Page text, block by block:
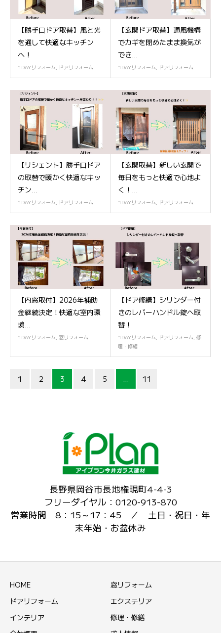
【勝手口ドア取替】風と光
を通して快適なキッチン
へ！
1DAYリフォーム ドアリフォーム
【玄関ドア取替】通風機構
でカギを閉めたまま換気が
でき...
1DAYリフォーム ドアリフォーム
【リシェント】勝手口ドア
の取替で暖かく快適なキッ
チン...
1DAYリフォーム ドアリフォーム
【玄関取替】新しい玄関で
毎日をもっと快適で心地よ
く！...
1DAYリフォーム ドアリフォーム
【内窓取付】2026年補助
金継続決定！快適な室内環
境...
1DAYリフォーム, 窓リフォーム
【ドア修繕】シリンダー付
きのレバーハンドル錠へ取
替！
1DAYリフォーム, ドアリフォーム, 修
理・修繕
1 2 3 4 5 … 11
長野県岡谷市長地権現町4-4-3
フリーダイヤル：0120-913-870
営業時間 8：15～17：45 ／ 土日・祝日・年
末年始・お盆休み
HOME
窓リフォーム
ドアリフォーム
エクステリア
インテリア
修理・修繕